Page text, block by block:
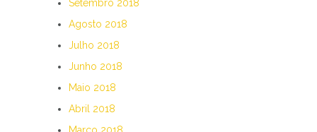
Setembro 2018
Agosto 2018
Julho 2018
Junho 2018
Maio 2018
Abril 2018
Março 2018